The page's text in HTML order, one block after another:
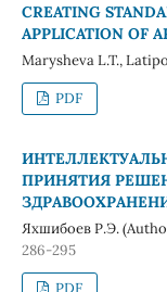
CREATING
APPLICATION OF
Marysheva L.T.,
PDF
ПРИНЯТИЯ
Яхшибоев Р.Э.
286-295
PDF